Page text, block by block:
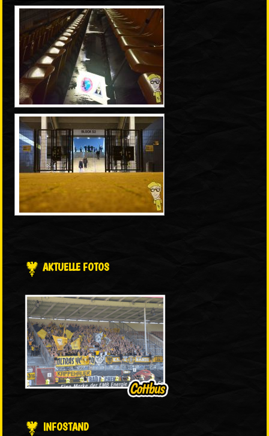
AKTUELLE FOTOS
INFOSTAND